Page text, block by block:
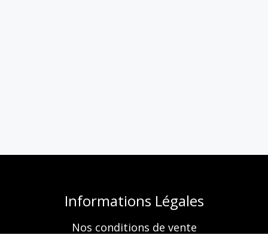
Informations Légales
Nos conditions de vente